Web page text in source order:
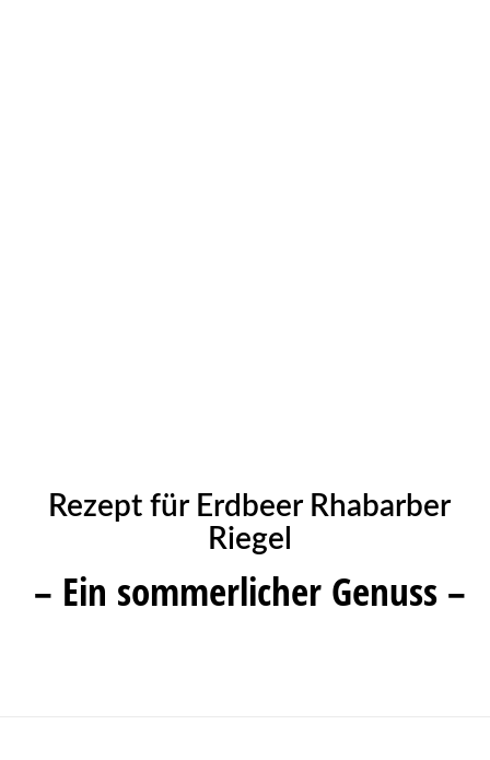
Rezept für Erdbeer Rhabarber
Riegel
– Ein sommerlicher Genuss –